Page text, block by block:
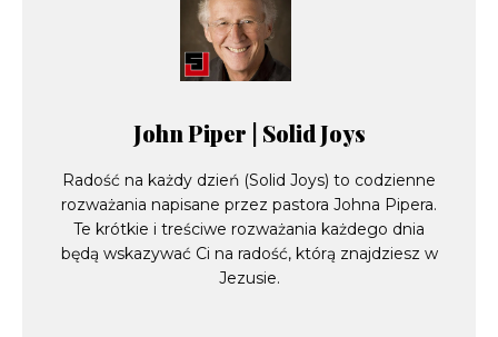
John Piper | Solid Joys
Radość na każdy dzień (Solid Joys) to codzienne
rozważania napisane przez pastora Johna Pipera.
Te krótkie i treściwe rozważania każdego dnia
będą wskazywać Ci na radość, którą znajdziesz w
Jezusie.